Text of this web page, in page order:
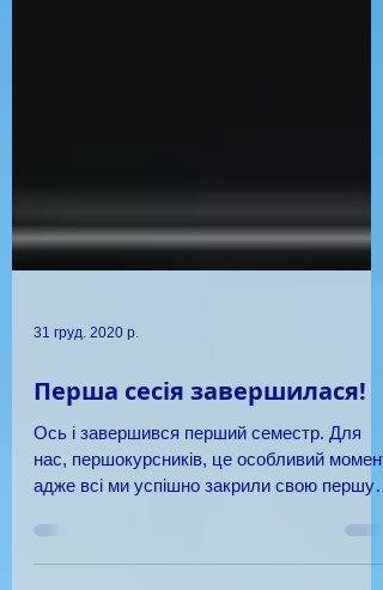
31 груд. 2020 р.
Перша сесія завершилася!
Ось і завершився перший семестр. Для
адже всі ми успішно закрили свою першу
студентську сесію! ...